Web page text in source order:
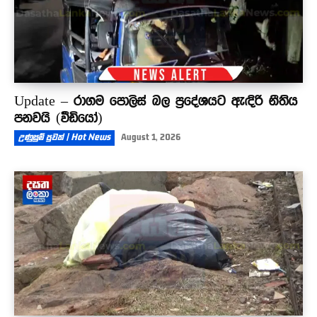
Update – රාගම පොලිස් බල ප්‍රදේශයට ඇඳිරි නීතිය
පනවයි (වීඩියෝ)
උණුසුම් පුවත් | Hot News August 1, 2026